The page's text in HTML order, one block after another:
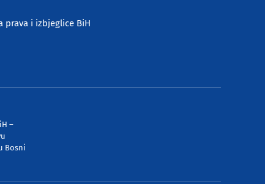
prava i izbjeglice BiH
–
Bosni